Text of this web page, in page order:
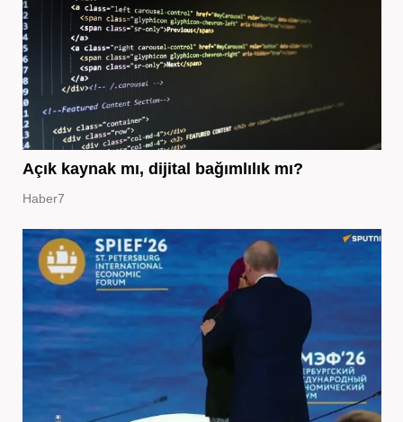
Açık kaynak mı, dijital bağımlılık mı?
Haber7